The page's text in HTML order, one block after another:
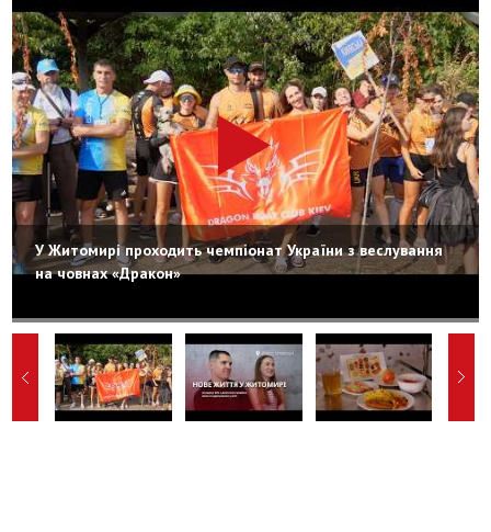
У Житомирі проходить чемпіонат України з веслування
на човнах «Дракон»